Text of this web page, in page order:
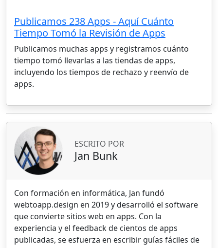
Publicamos 238 Apps - Aquí Cuánto
Tiempo Tomó la Revisión de Apps
Publicamos muchas apps y registramos cuánto
tiempo tomó llevarlas a las tiendas de apps,
incluyendo los tiempos de rechazo y reenvío de
apps.
ESCRITO POR
Jan Bunk
Con formación en informática, Jan fundó
webtoapp.design en 2019 y desarrolló el software
que convierte sitios web en apps. Con la
experiencia y el feedback de cientos de apps
publicadas, se esfuerza en escribir guías fáciles de